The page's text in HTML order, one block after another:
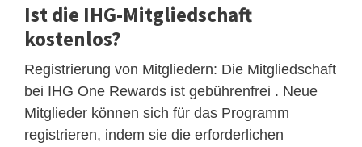
Ist die IHG-Mitgliedschaft
kostenlos?
Registrierung von Mitgliedern: Die Mitgliedschaft
bei IHG One Rewards ist gebührenfrei . Neue
Mitglieder können sich für das Programm
registrieren, indem sie die erforderlichen